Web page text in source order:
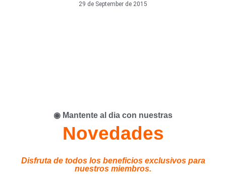
29 de September de 2015
◉ Mantente al dia con nuestras
Novedades
Disfruta de todos los beneficios exclusivos para
nuestros miembros.